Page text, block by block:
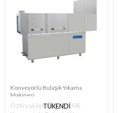
TÜKENDI
Konveyörlü Bulaşık Yıkama
Makinesi
Öztiryakiler OBK 3000R